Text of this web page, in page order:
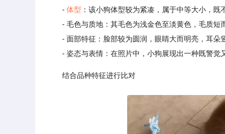
- 体型 ：该小狗体型较为紧凑，属于中等大小，既
- 毛色与质地：其毛色为浅金色至淡黄色，毛质短
- 面部特征：脸部较为圆润，眼睛大而明亮，耳朵
- 姿态与表情：在照片中，小狗展现出一种既警觉
结合品种特征进行比对